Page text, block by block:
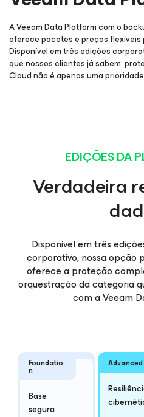
A Veeam Data Platform com o
oferece pacotes e preços flexíveis
Disponível em três edições
que nossos clientes já sabem:
Cloud não é apenas uma
EDIÇÕES DA
Verdadeira
Disponível em três
corporativo, nossa opção
oferece a proteção
orquestração da categoria
com a Veeam
Foundatio
n
Base
segura
Advanced